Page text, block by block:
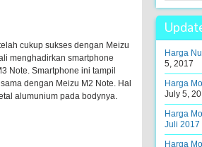
cukup sukses dengan Meizu
menghadirkan smartphone
Note. Smartphone ini tampil
dengan Meizu M2 Note. Hal
alumunium pada bodynya.
!
Harga
5, 2017
Harga
July 5,
Harga
Juli 2017
Harga